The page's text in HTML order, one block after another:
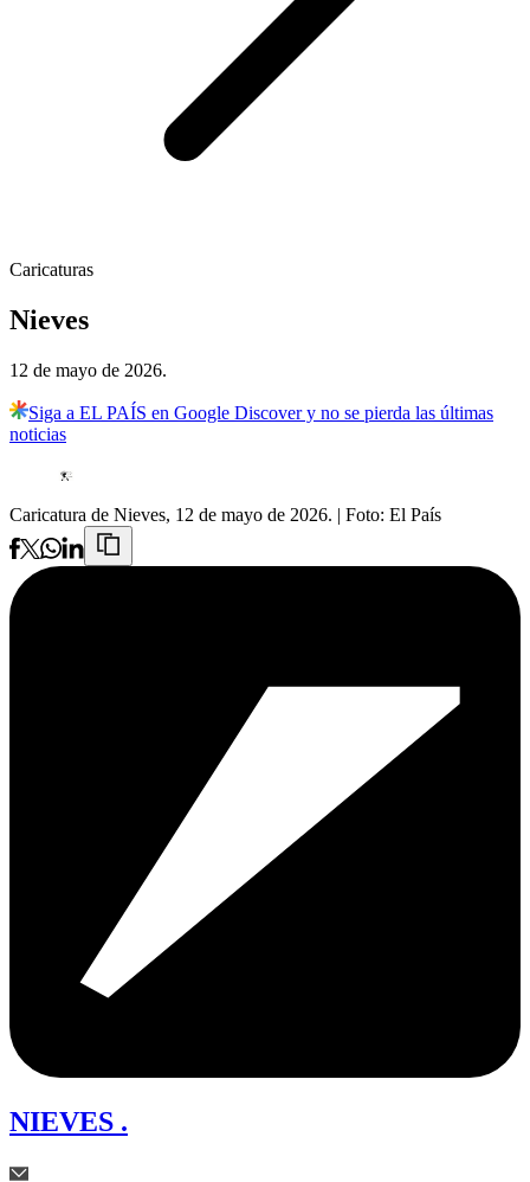
Caricaturas
Nieves
12 de mayo de 2026.
Siga a EL PAÍS en Google Discover y no se pierda las últimas
noticias
Caricatura de Nieves, 12 de mayo de 2026. | Foto: El País
NIEVES .